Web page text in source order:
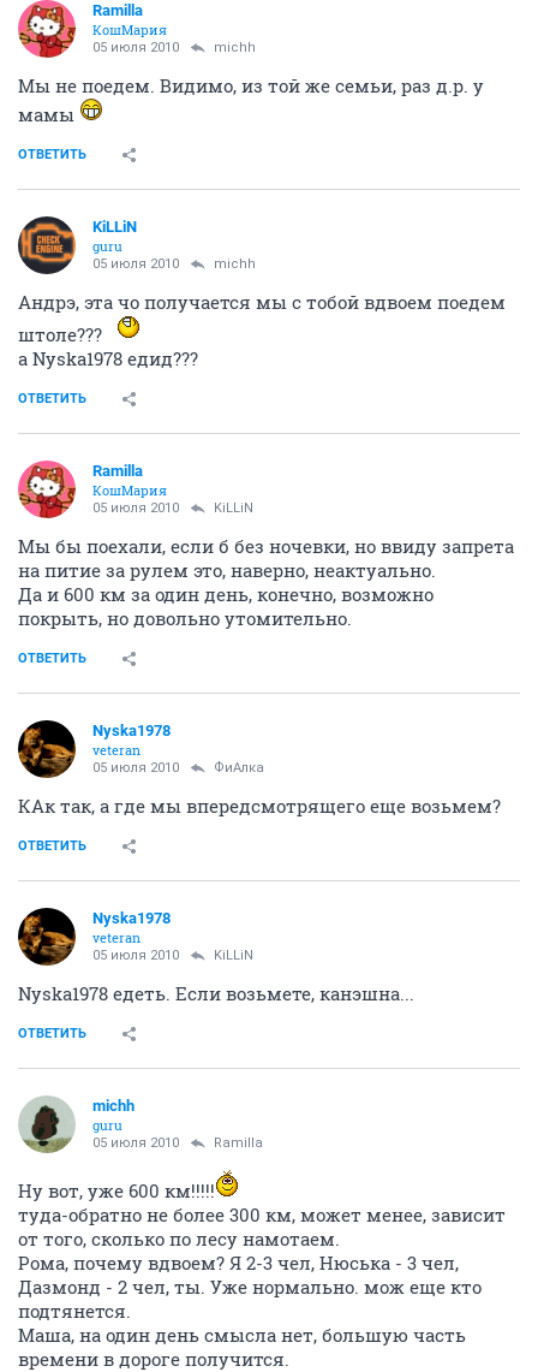
Ramilla
КошМария
05 июля 2010 michh
Мы не поедем. Видимо, из той же семьи, раз д.р. у
мамы
ОТВЕТИТЬ
KiLLiN
guru
05 июля 2010 michh
Андрэ, эта чо получается мы с тобой вдвоем поедем
штоле???
а Nyska1978 едид???
ОТВЕТИТЬ
Ramilla
КошМария
05 июля 2010 KiLLiN
Мы бы поехали, если б без ночевки, но ввиду запрета
на питие за рулем это, наверно, неактуально.
Да и 600 км за один день, конечно, возможно
покрыть, но довольно утомительно.
ОТВЕТИТЬ
Nyska1978
veteran
05 июля 2010 ФиАлка
КАк так, а где мы впередсмотрящего еще возьмем?
ОТВЕТИТЬ
Nyska1978
veteran
05 июля 2010 KiLLiN
Nyska1978 едеть. Если возьмете, канэшна...
ОТВЕТИТЬ
michh
guru
05 июля 2010 Ramilla
Ну вот, уже 600 км!!!!!
туда-обратно не более 300 км, может менее, зависит
от того, сколько по лесу намотаем.
Рома, почему вдвоем? Я 2-3 чел, Нюська - 3 чел,
Дазмонд - 2 чел, ты. Уже нормально. мож еще кто
подтянется.
Маша, на один день смысла нет, большую часть
времени в дороге получится.